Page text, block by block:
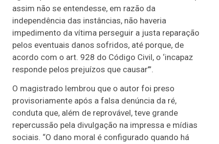
assim não se entendesse, em razão da
independência das instâncias, não haveria
impedimento da vítima perseguir a justa reparação
pelos eventuais danos sofridos, até porque, de
acordo com o art. 928 do Código Civil, o ‘incapaz
responde pelos prejuízos que causar’”.
O magistrado lembrou que o autor foi preso
provisoriamente após a falsa denúncia da ré,
conduta que, além de reprovável, teve grande
repercussão pela divulgação na impressa e mídias
sociais. “O dano moral é configurado quando há